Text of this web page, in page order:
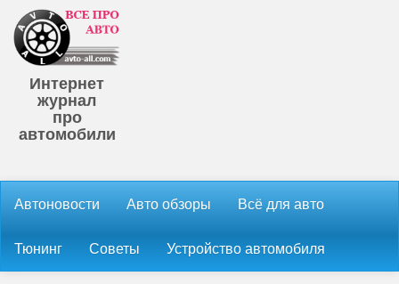
Интернет
журнал
про
автомобили
Автоновости Авто обзоры Всё для авто
Тюнинг Советы Устройство автомобиля